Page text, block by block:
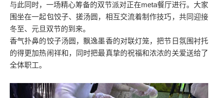
与此同时，一场精心筹备的双节派对正在meta餐厅进行。大家
围坐在一起包饺子、搓汤圆，相互交流着制作技巧，共同迎接
冬至、元旦双节的到来。
香气扑鼻的饺子汤圆，飘逸墨香的对联灯笼，把节日氛围衬托
的得更加热闹祥和，同时把最真挚的祝福和浓浓的关爱送给了
全体职工。